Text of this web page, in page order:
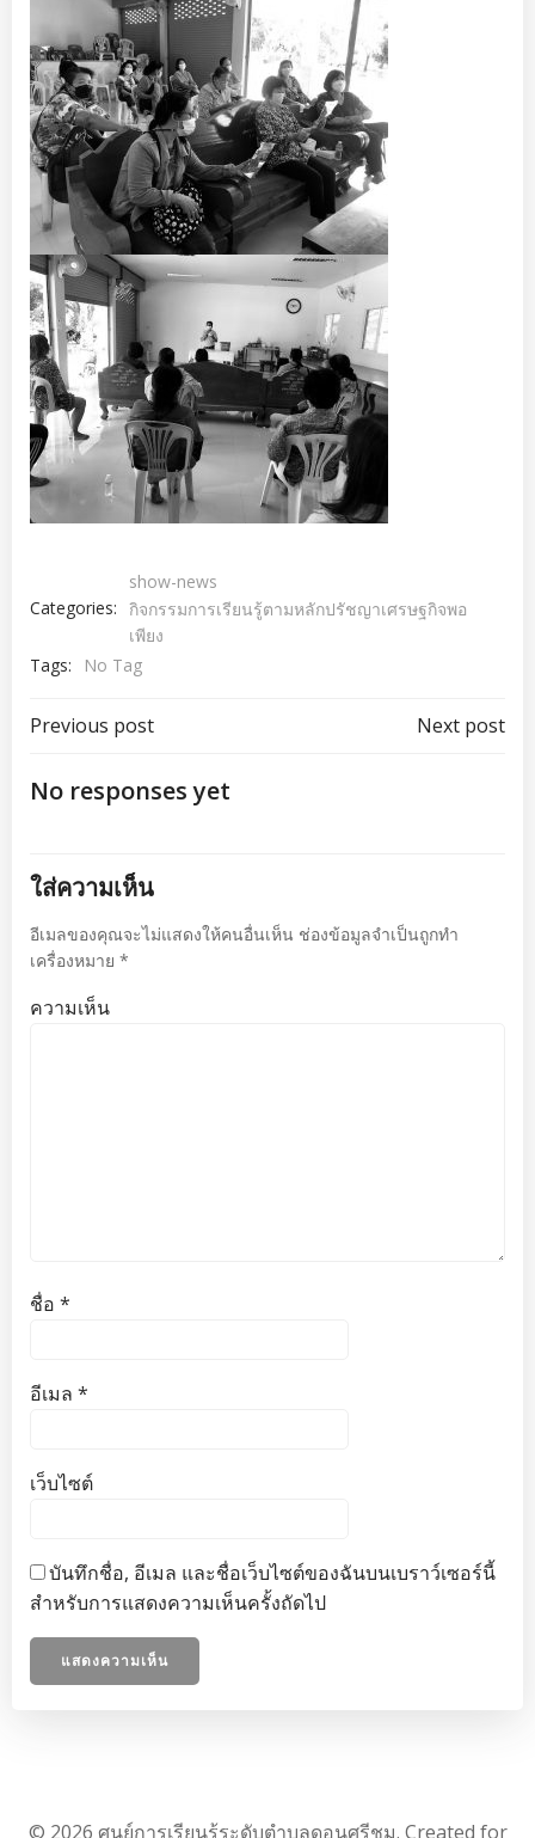
Categories:
show-news
กิจกรรมการเรียนรู้ตามหลักปรัชญาเศรษฐกิจพอ
เพียง
Tags:
No Tag
เมนู
นำทาง
Previous post Next post
No responses yet
ใส่ความเห็น
อีเมลของคุณจะไม่แสดงให้คนอื่นเห็น ช่องข้อมูลจำเป็นถูกทำ
เครื่องหมาย *
ความเห็น
ชื่อ *
อีเมล *
เว็บไซต์
บันทึกชื่อ, อีเมล และชื่อเว็บไซต์ของฉันบนเบราว์เซอร์นี้
สำหรับการแสดงความเห็นครั้งถัดไป
© 2026 ศูนย์การเรียนรู้ระดับตำบลดอนศรีชุม. Created for